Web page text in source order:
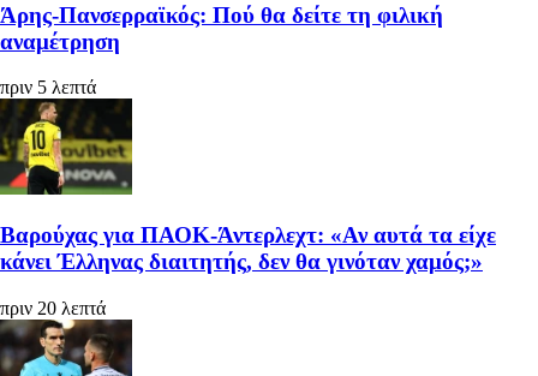
Άρης-Πανσερραϊκός: Πού θα δείτε τη φιλική
αναμέτρηση
πριν 5 λεπτά
Βαρούχας για ΠΑΟΚ-Άντερλεχτ: «Αν αυτά τα είχε
κάνει Έλληνας διαιτητής, δεν θα γινόταν χαμός;»
πριν 20 λεπτά